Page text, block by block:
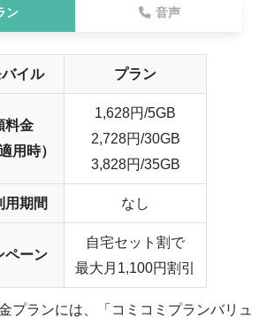
ン 音声
イル プラン
料金
用時）
1,628円/5GB
2,728円/30GB
3,828円/35GB
用期間 なし
ペーン
自宅セット割で
最大月1,100円割引
プランには、「コミコミプランバリュ